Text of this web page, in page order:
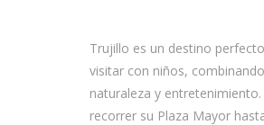
Trujillo es un destino
visitar con niños,
naturaleza y entretenimiento.
recorrer su Plaza Mayor